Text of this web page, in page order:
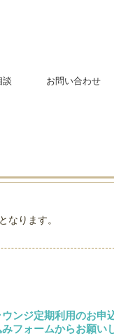
談 お問い合わせ
なります。
ンジ定期利用のお申
フォームからお願い